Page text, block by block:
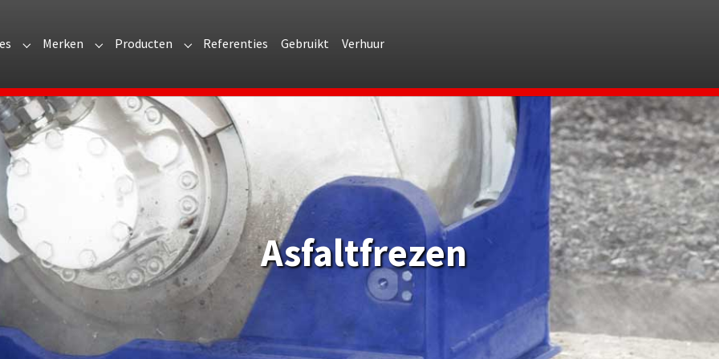
"Over Arvi"
Submenu for "Branches"
Merken Submenu for "Merken"
Producten Submenu for "Producten"
Referenties Gebruikt Verhuur
Asfaltfrezen